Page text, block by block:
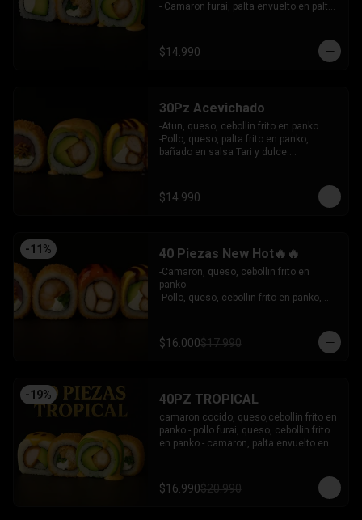
- Camaron furai, palta envuelto en palta
queso y mango, bañado en salsa de
maracuya.
$14.990
30Pz Acevichado
-Atun, queso, cebollin frito en panko.
-Pollo, queso, palta frito en panko,
bañado en salsa Tari y dulce.
INCLUYE: 3 SALSAS - 2 PALITOS
$14.990
-11 % 40 Piezas New Hot🔥🔥
-Camaron, queso, cebollin frito en
panko.
-Pollo, queso, cebollin frito en panko,
bañado en salsa tari y dulce.
-Atun, queso, cebollin frito en panko.
$16.000$17.990
-19% 40PZ TROPICAL
camaron cocido, queso,cebollin frito en
panko - pollo furai, queso, cebollin frito
en panko - camaron, palta envuelto en
bañado en salsa de maracuya
INCLUYE: 3 SALSAS - 2 PALITOS
$16.990$20.990